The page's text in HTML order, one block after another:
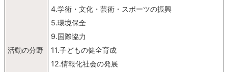
活動の分野
4.学術・文化・芸術・スポーツの振興
5.環境保全
9.国際協力
11.子どもの健全育成
12.情報化社会の発展